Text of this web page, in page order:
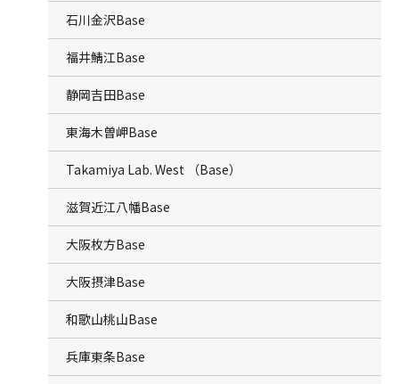
石川金沢Base
福井鯖江Base
静岡吉田Base
東海木曽岬Base
Takamiya Lab. West （Base）
滋賀近江八幡Base
大阪枚方Base
大阪摂津Base
和歌山桃山Base
兵庫東条Base